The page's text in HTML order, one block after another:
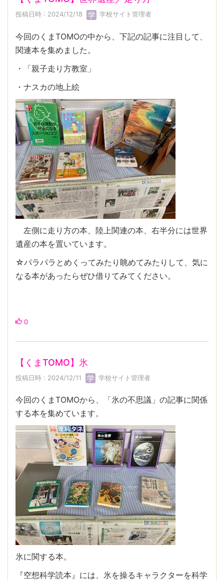
投稿日時 : 2024/12/18 学校サイト管理者
今回のくまTOMOの中から、下記の記事に注目して、
関連本を集めました。
・「親子走り方教室」
・ナスカの地上絵
左側に走り方の本、陸上関連の本、右半分には世界
遺産の本を置いています。
☆パラパラとめくってみたり眺めてみたりして、気に
なる本があったらぜひ借りてみてください。
0
【くまTOMO】氷
投稿日時 : 2024/12/11 学校サイト管理者
今回のくまTOMOから、「氷の不思議」の記事に関係
する本を集めています。
氷に関する本。
『空想科学読本』には、氷を操るキャラクターを科学